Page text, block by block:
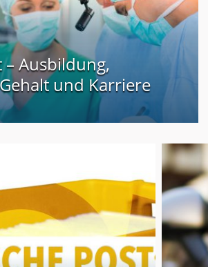
– Ausbildung,
und Karriere